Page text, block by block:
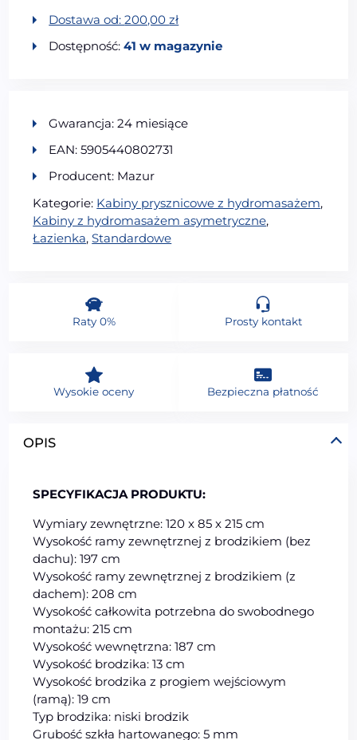
OPIS
SPECYFIKACJA PRODUKTU:
Wymiary zewnętrzne: 120 x 85 x 215 cm
Wysokość ramy zewnętrznej z brodzikiem (bez
dachu): 197 cm
Wysokość ramy zewnętrznej z brodzikiem (z
dachem): 208 cm
Wysokość całkowita potrzebna do swobodnego
montażu: 215 cm
Wysokość wewnętrzna: 187 cm
Wysokość brodzika: 13 cm
Wysokość brodzika z progiem wejściowym
(ramą): 19 cm
Typ brodzika: niski brodzik
Grubość szkła hartowanego: 5 mm
Dostawa od:200,00zł
Dostępność:41 w magazynie
Gwarancja: 24 miesiące
EAN: 5905440802731
Producent: Mazur
Kategorie: Kabiny prysznicowe z hydromasażem,
Kabiny z hydromasażem asymetryczne,
Łazienka,Standardowe
Raty 0% Prosty kontakt
Wysokie oceny Bezpieczna płatność